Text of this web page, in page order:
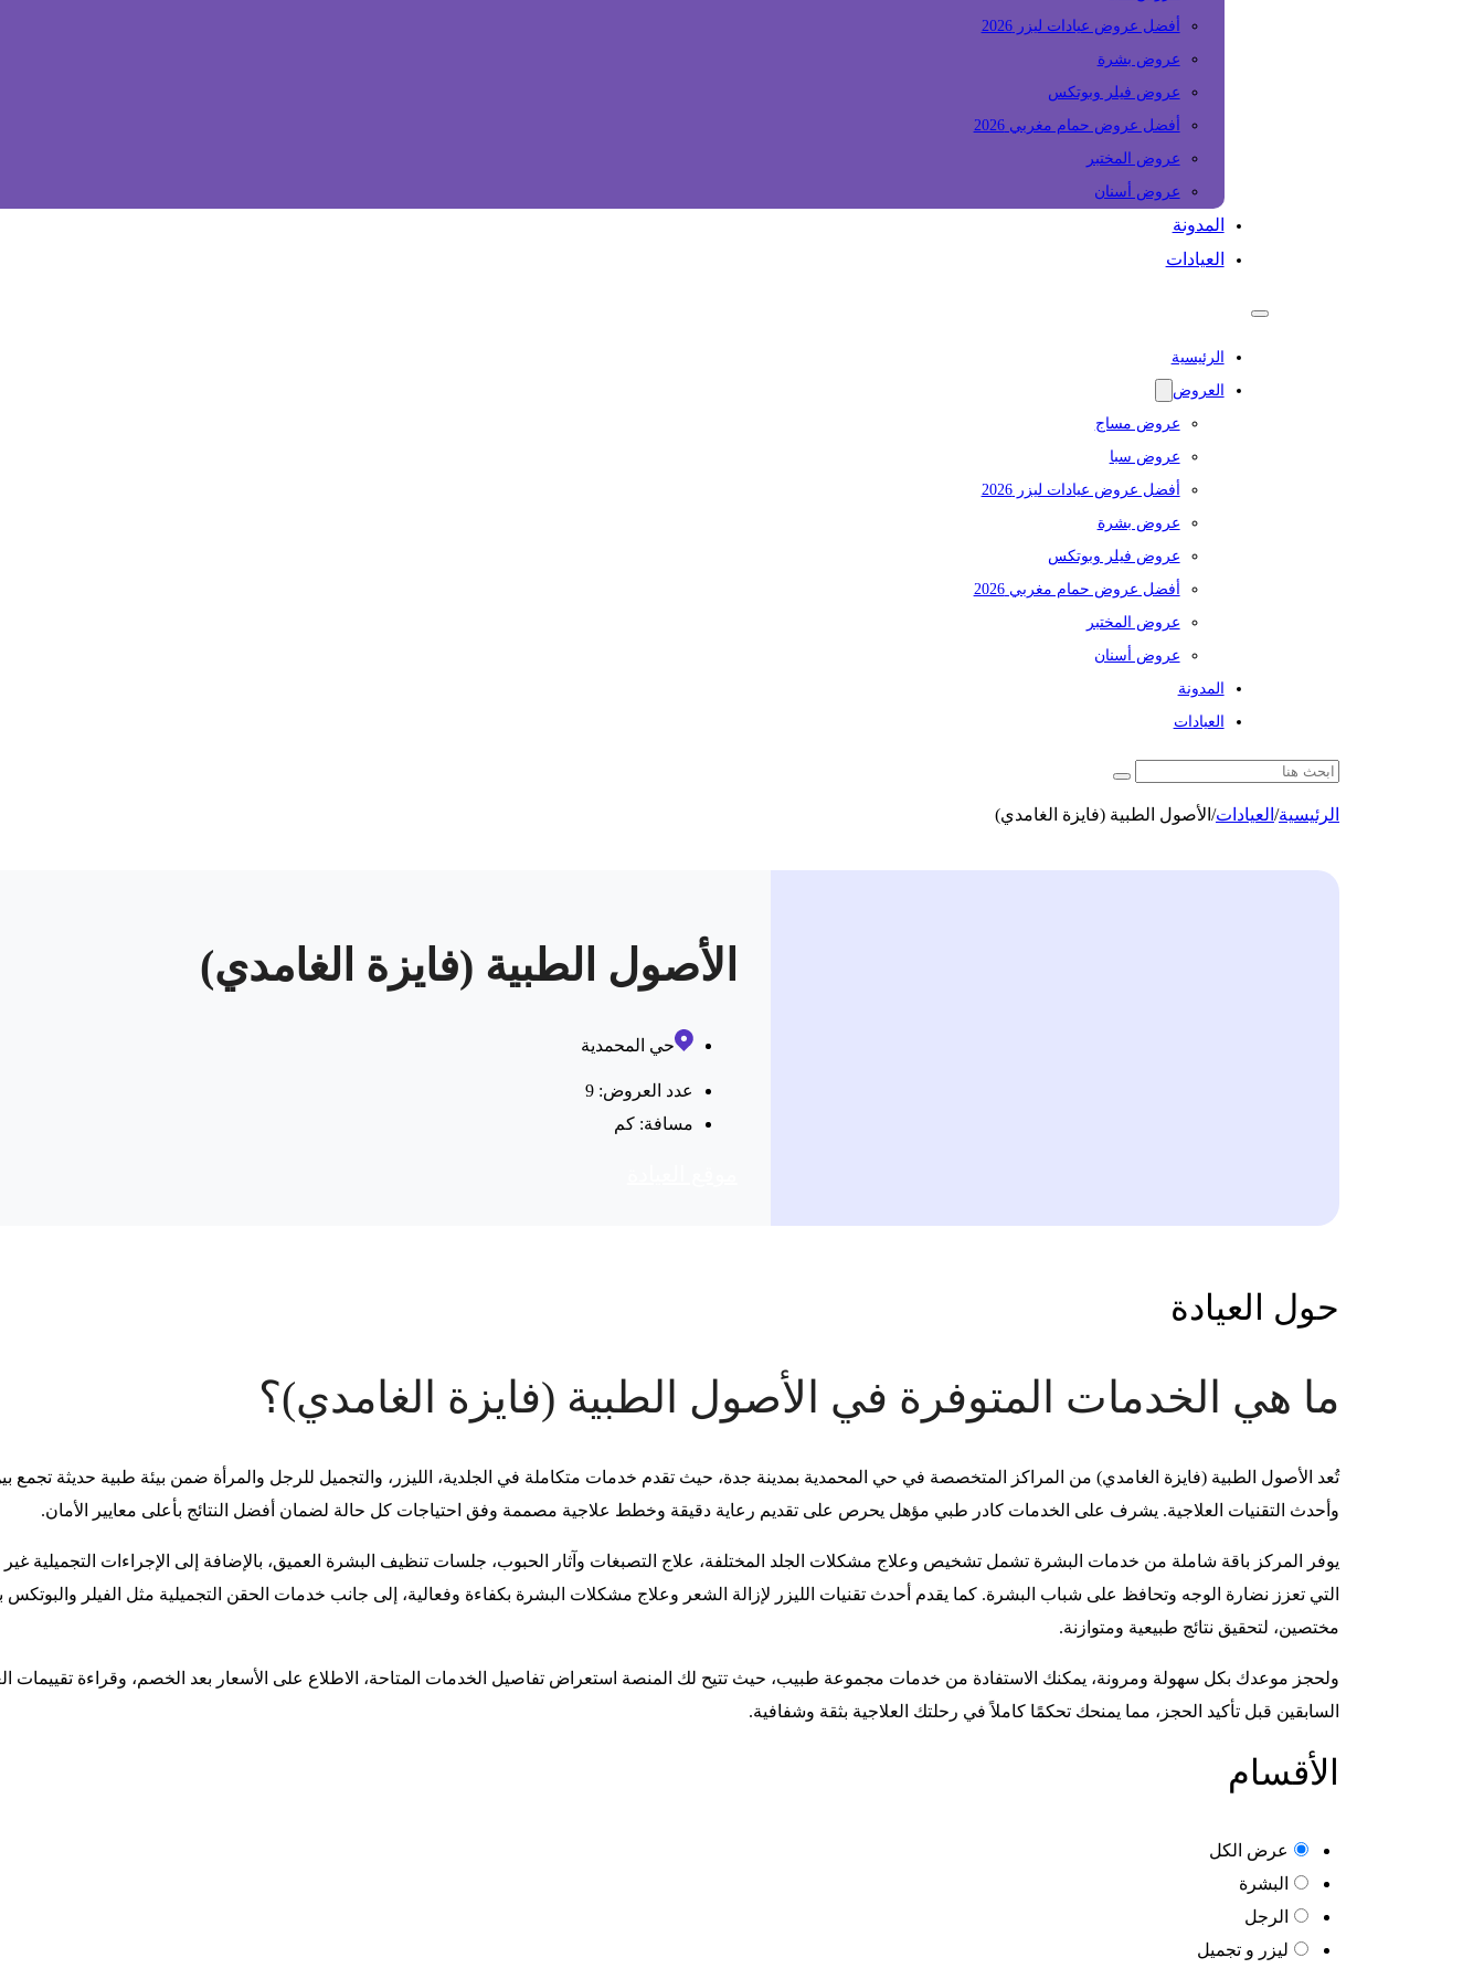
أفضل عروض عيادات ليزر 2026
عروض بشرة
عروض فيلر وبوتكس
أفضل عروض حمام مغربي 2026
عروض المختبر
عروض أسنان
المدونة
العيادات
الرئيسية
العروض
عروض مساج
عروض سبا
أفضل عروض عيادات ليزر 2026
عروض بشرة
عروض فيلر وبوتكس
أفضل عروض حمام مغربي 2026
عروض المختبر
عروض أسنان
المدونة
العيادات
الرئيسية/ العيادات/ الأصول الطبية (فايزة الغامدي)
الأصول الطبية (فايزة الغامدي)
حي المحمدية
عدد العروض: 9
مسافة:كم
حول العيادة
ما هي الخدمات المتوفرة في الأصول الطبية (فايزة الغامدي)؟
تُعد الأصول الطبية (فايزة الغامدي) من المراكز المتخصصة في حي المحمدية بمدينة جدة، حيث تقدم خدمات متكاملة في الجلدية، الليزر، والتجميل للرجل والمرأة ضمن بيئة طبية حديثة تجمع
وأحدث التقنيات العلاجية. يشرف على الخدمات كادر طبي مؤهل يحرص على تقديم رعاية دقيقة وخطط علاجية مصممة وفق احتياجات كل حالة لضمان أفضل النتائج بأعلى معايير الأمان.
يوفر المركز باقة شاملة من خدمات البشرة تشمل تشخيص وعلاج مشكلات الجلد المختلفة، علاج التصبغات وآثار الحبوب، جلسات تنظيف البشرة العميق، بالإضافة إلى الإجراءات التجميلية غير
التي تعزز نضارة الوجه وتحافظ على شباب البشرة. كما يقدم أحدث تقنيات الليزر لإزالة الشعر وعلاج مشكلات البشرة بكفاءة وفعالية، إلى جانب خدمات الحقن التجميلية مثل الفيلر
مختصين، لتحقيق نتائج طبيعية ومتوازنة.
ولحجز موعدك بكل سهولة ومرونة، يمكنك الاستفادة من خدمات مجموعة طبيب، حيث تتيح لك المنصة استعراض تفاصيل الخدمات المتاحة، الاطلاع على الأسعار بعد الخصم، وقراءة تقييمات
السابقين قبل تأكيد الحجز، مما يمنحك تحكمًا كاملاً في رحلتك العلاجية بثقة وشفافية.
الأقسام
عرض الكل
البشرة
الرجل
ليزر و تجميل